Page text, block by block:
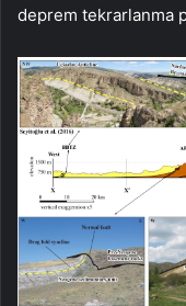
deprem tekrarlanma